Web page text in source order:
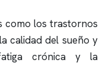
como los trastornos
calidad del sueño y
crónica y la